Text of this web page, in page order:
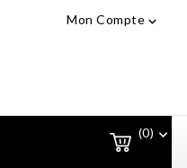
Mon Compte 
(0) 